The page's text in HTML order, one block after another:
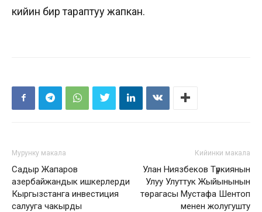
кийин бир тараптуу жапкан.
Мурунку макала
Садыр Жапаров
азербайжандык ишкерлерди
Кыргызстанга инвестиция
салууга чакырды
Кийинки макала
Улан Ниязбеков Түркиянын
Улуу Улуттук Жыйынынын
төрагасы Мустафа Шентоп
менен жолугушту